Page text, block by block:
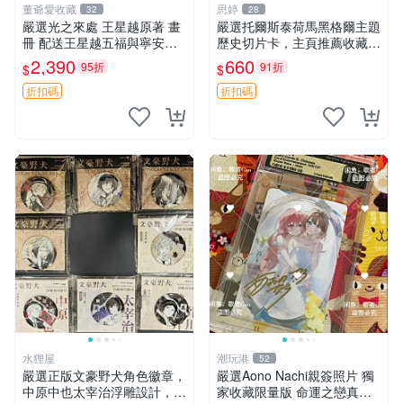
董爺愛收藏 32
嚴選光之來處 王星越原著 畫
冊 配送王星越五福與寧安特
別卡 超值收藏推薦 光之來處
王星越 插畫 極具收藏價值 寧
安典藏卡 限量收藏
$2,390 95折
折扣碼
思婷 28
嚴選托爾斯泰荷馬黑格爾主題
歷史切片卡，主頁推薦收藏更
多親拆好卡 歷史切片卡 托爾
斯泰 荷馬 黑格爾
$660 91折
折扣碼
水狸屋
嚴選正版文豪野犬角色徽章，
中原中也太宰治浮雕設計，5
潮玩港 52
嚴選Aono Nachi親簽照片 獨
家收藏限量版 命運之戀真跡